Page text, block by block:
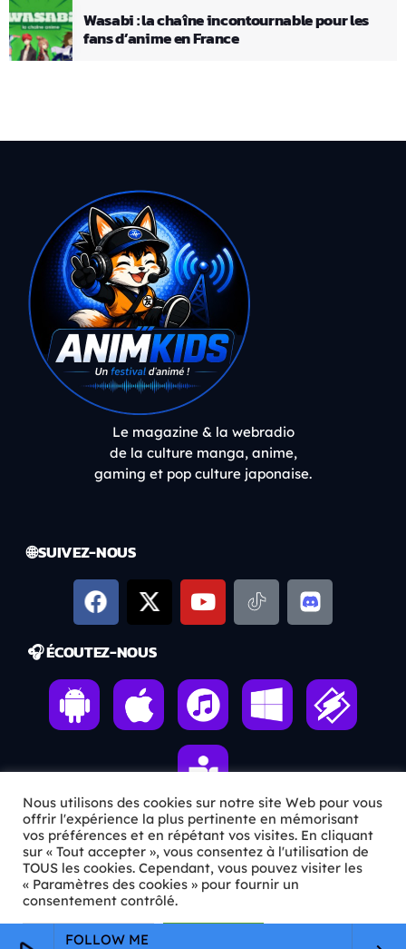
FOLLOW ME
Wasabi : la chaîne incontournable pour les
fans d’anime en France
Le magazine & la webradio
de la culture manga, anime,
gaming et pop culture japonaise.
🌐 SUIVEZ-NOUS
🎧 ÉCOUTEZ-NOUS
ℹ️ INFOS PRATIQUES
✉️Contact
🦊Qui sommes-nous ?
Nous utilisons des cookies sur notre site Web pour vous
offrir l'expérience la plus pertinente en mémorisant
vos préférences et en répétant vos visites. En cliquant
sur « Tout accepter », vous consentez à l'utilisation de
TOUS les cookies. Cependant, vous pouvez visiter les
« Paramètres des cookies » pour fournir un
consentement contrôlé.
Paramètres Cookie